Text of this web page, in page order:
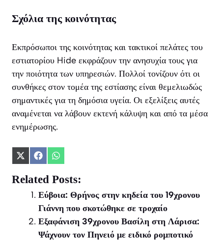
Σχόλια της κοινότητας
Εκπρόσωποι της κοινότητας και τακτικοί πελάτες του
εστιατορίου Hide εκφράζουν την ανησυχία τους για
την ποιότητα των υπηρεσιών. Πολλοί τονίζουν ότι οι
συνθήκες στον τομέα της εστίασης είναι θεμελιωδώς
σημαντικές για τη δημόσια υγεία. Οι εξελίξεις αυτές
αναμένεται να λάβουν εκτενή κάλυψη και από τα μέσα
ενημέρωσης.
Share
X
(Twitter)
Share
Facebook
Share
WhatsApp
Related Posts:
Εύβοια: Θρήνος στην κηδεία του 19χρονου
Γιάννη που σκοτώθηκε σε τροχαίο
Εξαφάνιση 39χρονου Βασίλη στη Λάρισα:
Ψάχνουν τον Πηνειό με ειδικό ρομποτικό